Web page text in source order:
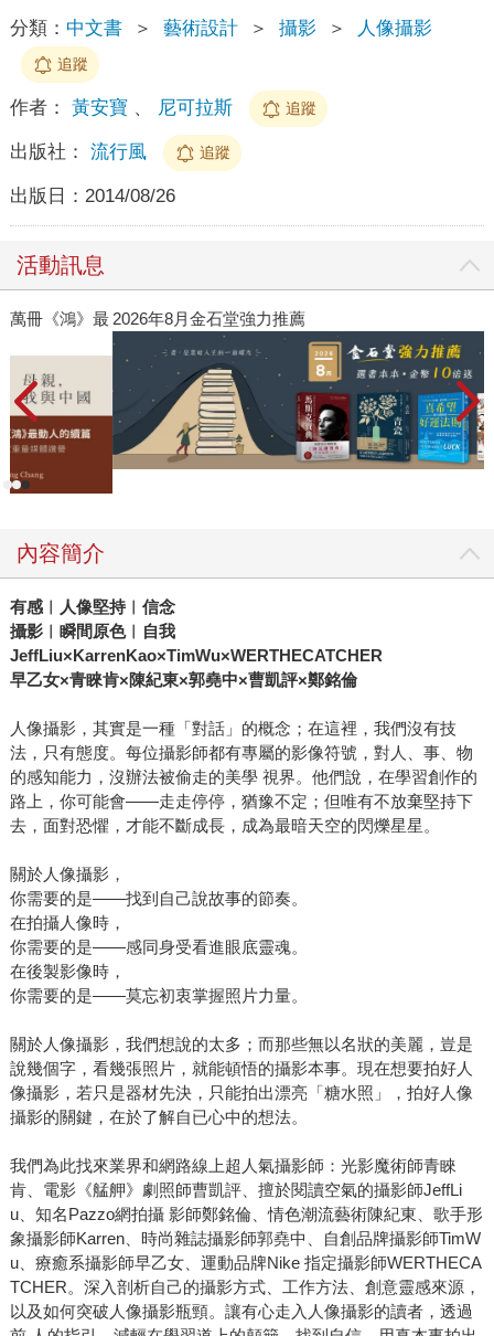
分類： 中文書 ＞ 藝術設計 ＞ 攝影 ＞ 人像攝影
追蹤
作者： 黃安寶、 尼可拉斯 追蹤
出版社： 流行風 追蹤
出版日： 2014/08/26
活動訊息
最2026年8月金石堂強力推薦
內容簡介
有感︱人像堅持︱信念
攝影︱瞬間原色︱自我
JeffLiu×KarrenKao×TimWu×WERTHECATCHER
早乙女×青睞肯×陳紀東×郭堯中×曹凱評×鄭銘倫
人像攝影，其實是一種「對話」的概念；在這裡，我們沒有技
法，只有態度。每位攝影師都有專屬的影像符號，對人、事、物
的感知能力，沒辦法被偷走的美學 視界。他們說，在學習創作的
路上，你可能會——走走停停，猶豫不定；但唯有不放棄堅持下
去，面對恐懼，才能不斷成長，成為最暗天空的閃爍星星。
關於人像攝影，
你需要的是——找到自己說故事的節奏。
在拍攝人像時，
你需要的是——感同身受看進眼底靈魂。
在後製影像時，
你需要的是——莫忘初衷掌握照片力量。
關於人像攝影，我們想說的太多；而那些無以名狀的美麗，豈是
說幾個字，看幾張照片，就能頓悟的攝影本事。現在想要拍好人
像攝影，若只是器材先決，只能拍出漂亮「糖水照」，拍好人像
攝影的關鍵，在於了解自已心中的想法。
我們為此找來業界和網路線上超人氣攝影師：光影魔術師青睞
肯、電影《艋舺》劇照師曹凱評、擅於閱讀空氣的攝影師JeffLi
u、知名Pazzo網拍攝 影師鄭銘倫、情色潮流藝術陳紀東、歌手形
象攝影師Karren、時尚雜誌攝影師郭堯中、自創品牌攝影師TimW
u、療癒系攝影師早乙女、運動品牌Nike 指定攝影師WERTHECA
TCHER。深入剖析自己的攝影方式、工作方法、創意靈感來源，
以及如何突破人像攝影瓶頸。讓有心走入人像攝影的讀者，透過